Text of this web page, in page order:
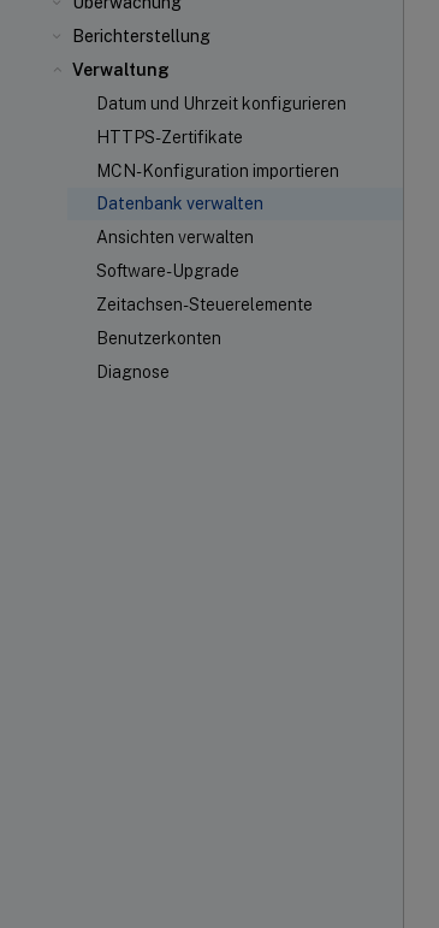
Berichterstellung
Verwaltung
Datum und Uhrzeit konfigurieren
HTTPS-Zertifikate
MCN-Konfiguration importieren
Datenbank verwalten
Ansichten verwalten
Software-Upgrade
Zeitachsen-Steuerelemente
Benutzerkonten
Diagnose